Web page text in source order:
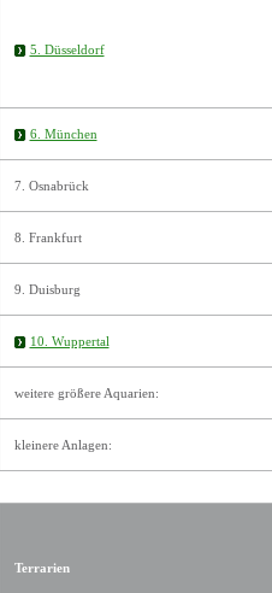
5. Düsseldorf
6. München
7. Osnabrück
8. Frankfurt
9. Duisburg
10. Wuppertal
weitere größere Aquarien:
kleinere Anlagen:
Terrarien